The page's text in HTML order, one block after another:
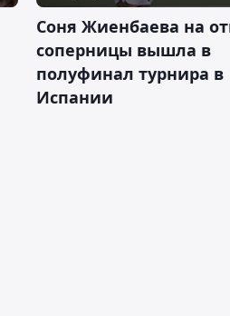
Соня Жиенбаева на
соперницы вышла в
полуфинал турнира в
Испании